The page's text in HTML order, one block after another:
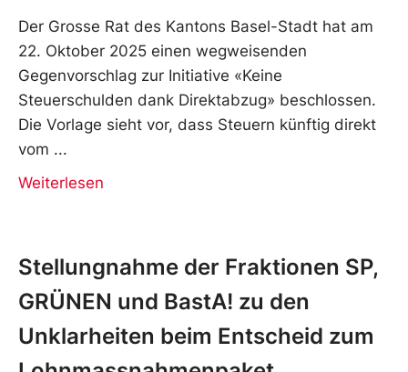
Der Grosse Rat des Kantons Basel-Stadt hat am
22. Oktober 2025 einen wegweisenden
Gegenvorschlag zur Initiative «Keine
Steuerschulden dank Direktabzug» beschlossen.
Die Vorlage sieht vor, dass Steuern künftig direkt
vom
Weiterlesen
Stellungnahme der Fraktionen SP,
GRÜNEN und BastA! zu den
Unklarheiten beim Entscheid zum